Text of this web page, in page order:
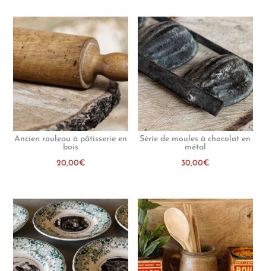
Ancien rouleau à pâtisserie en
bois
20,00€
Série de moules à chocolat en
métal
30,00€